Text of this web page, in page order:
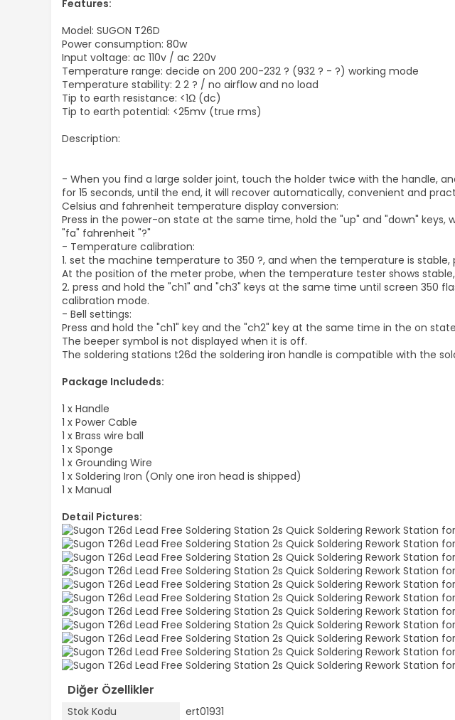
Features:
Model: SUGON T26D
Power consumption: 80w
Input voltage: ac 110v / ac 220v
Temperature range: decide on 200 200-232 ? (932 ? - ?) working mode
Temperature stability: 2 2 ? / no airflow and no load
Tip to earth resistance: <1Ω (dc)
Tip to earth potential: <25mv (true rms)
Description:
- When you find a large solder joint, touch the holder twice with the handle,
for 15 seconds, until the end, it will recover automatically, convenient and
Celsius and fahrenheit temperature display conversion:
Press in the power-on state at the same time, hold the "up" and "down"
"fa" fahrenheit "?"
- Temperature calibration:
1. set the machine temperature to 350 ?, and when the temperature is
At the position of the meter probe, when the temperature tester shows
2. press and hold the "ch1" and "ch3" keys at the same time until screen
calibration mode.
- Bell settings:
Press and hold the "ch1" key and the "ch2" key at the same time in the on
The beeper symbol is not displayed when it is off.
The soldering stations t26d the soldering iron handle is compatible with the
Package Includeds:
1 x Handle
1 x Power Cable
1 x Brass wire ball
1 x Sponge
1 x Grounding Wire
1 x Soldering Iron (Only one iron head is shipped)
1 x Manual
Detail Pictures:
Diğer Özellikler
Stok Kodu
ert01931